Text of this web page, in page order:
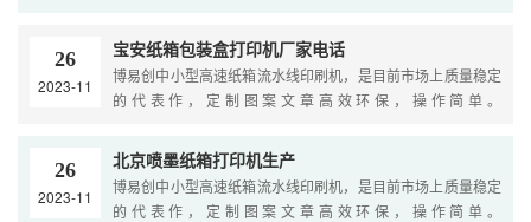
26
2023-11
宝安纸箱包装盒打印机厂家电话
博易创中小型高速纸箱流水线印刷机，是目前市场上质量稳定
的代表作，定制图案文章高效环保，操作简单。
26
2023-11
北京喷墨纸箱打印机生产
博易创中小型高速纸箱流水线印刷机，是目前市场上质量稳定
的代表作，定制图案文章高效环保，操作简单。